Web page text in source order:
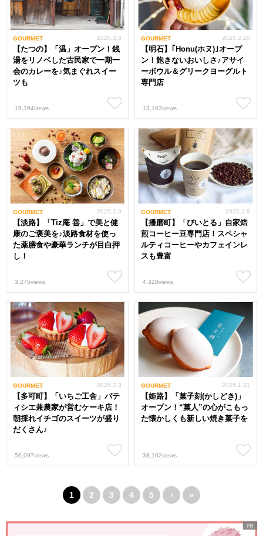
GOURMET
【たつの】「温」オープン！銭
湯をリノベした古民家で一期一
会のカレーを♪気まぐれスイー
ツも
2025.3.8
19,394views
GOURMET
【明石】｢Honu(ホヌ)｣オープ
ン！飽きないおいしさ♪アサイ
ーボウル＆グリークヨーグルト
専門店
2025.2.10
13,103views
GOURMET
【淡路】「Tiz庵 善」で美と健
康のご褒美を♪淡路食材を使っ
た薬膳食や豪華ランチが目白押
し！
2025.2.9
3,275views
GOURMET
【播磨町】「びいとる」自家焙
煎コーヒー豆専門店！スペシャ
ルティコーヒーやカフェインレ
スも豊富
2025.2.8
4,328views
GOURMET
【多可町】「いちご工舎」パテ
ィシエ兼農家が営むケーキ店！
朝採れイチゴのスイーツが盛り
だくさん♪
2025.2.3
56,097views
GOURMET
【姫路】「菓子刻(かしどき)」
オープン！“菓人”の心がこもっ
た懐かしくも新しい焼き菓子を
2025.1.21
38,162views
1 2 3 4 5 › »